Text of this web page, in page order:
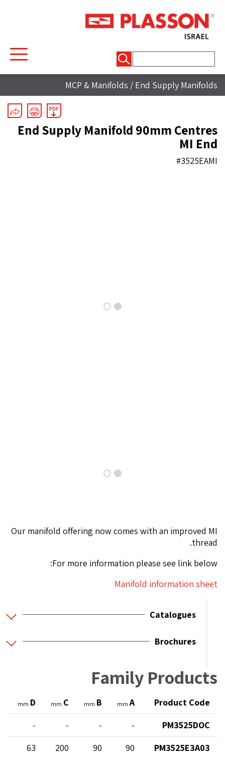
MCP & Manifolds / End Supply Manifolds
End Supply Manifold 90mm Centres
MI End
#3525EAMI
Our manifold offering now comes with an improved MI
thread.
For more information please see link below:
Manifold information sheet
Catalogues
Brochures
Family Products
Product Code
A
mm
B
mm
C
mm
D
mm
PM3525DOC
-
-
-
-
PM3525E3A03
90
90
200
63